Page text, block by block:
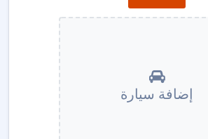
إضافة سيارة